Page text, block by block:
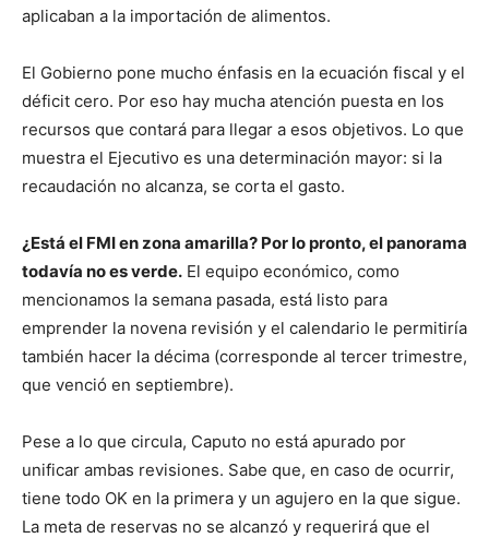
aplicaban a la importación de alimentos.
El Gobierno pone mucho énfasis en la ecuación fiscal y el
déficit cero. Por eso hay mucha atención puesta en los
recursos que contará para llegar a esos objetivos. Lo que
muestra el Ejecutivo es una determinación mayor: si la
recaudación no alcanza, se corta el gasto.
¿Está el FMI en zona amarilla? Por lo pronto, el panorama
todavía no es verde. El equipo económico, como
mencionamos la semana pasada, está listo para
emprender la novena revisión y el calendario le permitiría
también hacer la décima (corresponde al tercer trimestre,
que venció en septiembre).
Pese a lo que circula, Caputo no está apurado por
unificar ambas revisiones. Sabe que, en caso de ocurrir,
tiene todo OK en la primera y un agujero en la que sigue.
La meta de reservas no se alcanzó y requerirá que el